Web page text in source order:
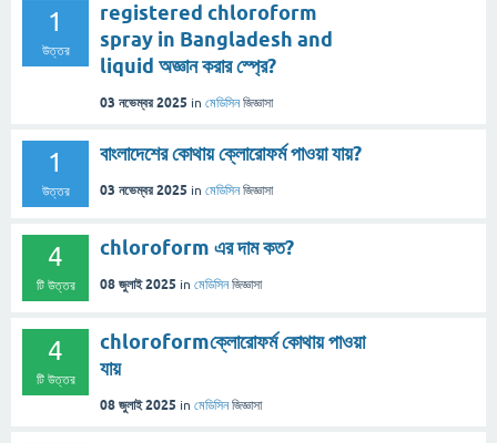
1
উত্তর
registered chloroform
spray in Bangladesh and
liquid অজ্ঞান করার স্প্রে?
03 নভেম্বর 2025 in মেডিসিন জিজ্ঞাসা
1
উত্তর
বাংলাদেশের কোথায় ক্লোরোফর্ম পাওয়া যায়?
03 নভেম্বর 2025 in মেডিসিন জিজ্ঞাসা
4
টি উত্তর
chloroform এর দাম কত?
08 জুলাই 2025 in মেডিসিন জিজ্ঞাসা
4
টি উত্তর
chloroformক্লোরোফর্ম কোথায় পাওয়া
যায়
08 জুলাই 2025 in মেডিসিন জিজ্ঞাসা